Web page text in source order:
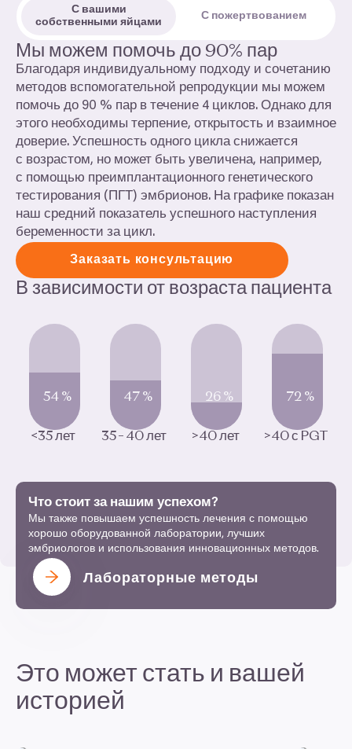
С вашими
собственными яйцами
С пожертвованием
Мы можем помочь до 90% пар
Благодаря индивидуальному подходу и сочетанию
методов вспомогательной репродукции мы можем
помочь до 90 % пар в течение 4 циклов. Однако для
этого необходимы терпение, открытость и взаимное
доверие. Успешность одного цикла снижается
с возрастом, но может быть увеличена, например,
с помощью преимплантационного генетического
тестирования (ПГТ ) эмбрионов. На графике показан
наш средний показатель успешного наступления
беременности за цикл.
Заказать консультацию
В зависимости от возраста пациента
54%
<35лет
47 %
35– 40лет
26 %
>40лет
72 %
>40с PGT
Что стоит за нашим успехом?
Мы также повышаем успешность лечения с помощью
хорошо оборудованной лаборатории, лучших
эмбриологов и использования инновационных методов.
Лабораторные методы
Это может стать и вашей
историей